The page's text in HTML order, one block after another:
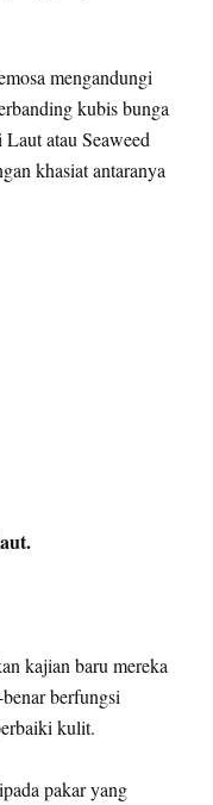
mengandungi
kubis bunga
Laut atau Seaweed
khasiat antaranya
kajian baru mereka
berfungsi
kulit.
pakar yang